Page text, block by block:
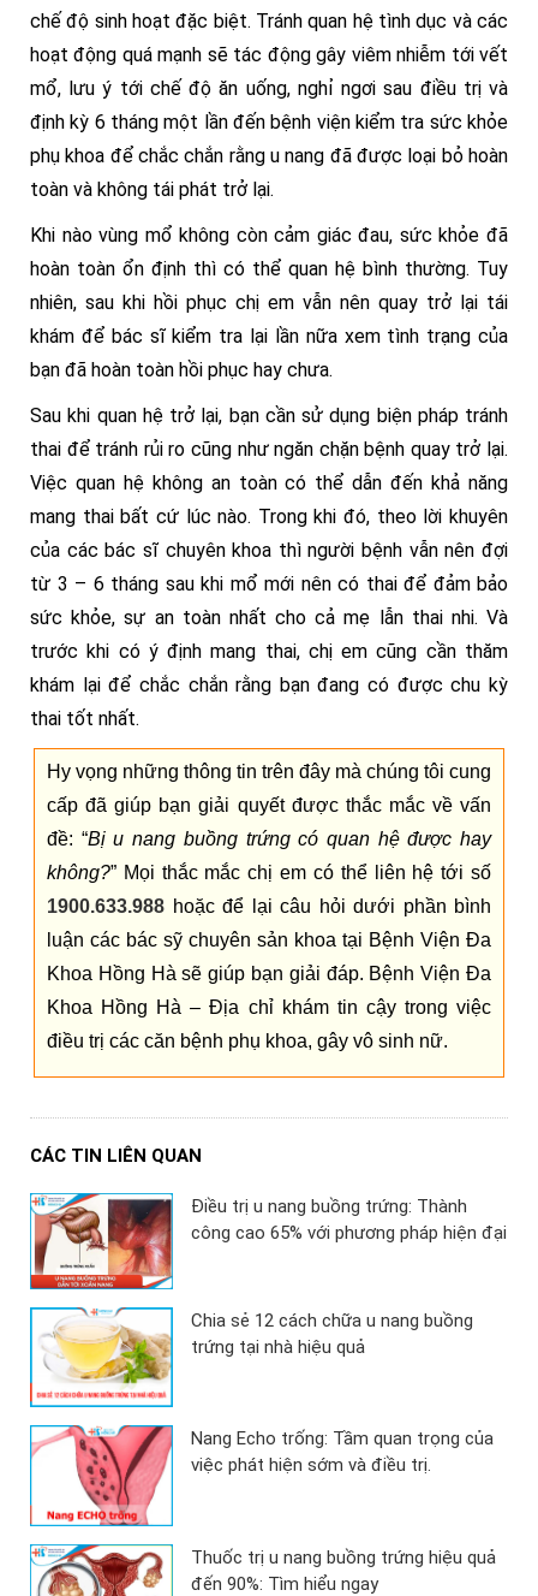
chế độ sinh hoạt đặc biệt. Tránh quan hệ tình dục và các
hoạt động quá mạnh sẽ tác động gây viêm nhiễm tới vết
mổ, lưu ý tới chế độ ăn uống, nghỉ ngơi sau điều trị và
định kỳ 6 tháng một lần đến bệnh viện kiểm tra sức khỏe
phụ khoa để chắc chắn rằng u nang đã được loại bỏ hoàn
toàn và không tái phát trở lại.
Khi nào vùng mổ không còn cảm giác đau, sức khỏe đã
hoàn toàn ổn định thì có thể quan hệ bình thường. Tuy
nhiên, sau khi hồi phục chị em vẫn nên quay trở lại tái
khám để bác sĩ kiểm tra lại lần nữa xem tình trạng của
bạn đã hoàn toàn hồi phục hay chưa.
Sau khi quan hệ trở lại, bạn cần sử dụng biện pháp tránh
thai để tránh rủi ro cũng như ngăn chặn bệnh quay trở lại.
Việc quan hệ không an toàn có thể dẫn đến khả năng
mang thai bất cứ lúc nào. Trong khi đó, theo lời khuyên
của các bác sĩ chuyên khoa thì người bệnh vẫn nên đợi
từ 3 – 6 tháng sau khi mổ mới nên có thai để đảm bảo
sức khỏe, sự an toàn nhất cho cả mẹ lẫn thai nhi. Và
trước khi có ý định mang thai, chị em cũng cần thăm
khám lại để chắc chắn rằng bạn đang có được chu kỳ
thai tốt nhất.
Hy vọng những thông tin trên đây mà chúng tôi cung
cấp đã giúp bạn giải quyết được thắc mắc về vấn
đề: “Bị u nang buồng trứng có quan hệ được hay
không?” Mọi thắc mắc chị em có thể liên hệ tới số
1900.633.988 hoặc để lại câu hỏi dưới phần bình
luận các bác sỹ chuyên sản khoa tại Bệnh Viện Đa
Khoa Hồng Hà sẽ giúp bạn giải đáp. Bệnh Viện Đa
Khoa Hồng Hà – Địa chỉ khám tin cậy trong việc
điều trị các căn bệnh phụ khoa, gây vô sinh nữ.
CÁC TIN LIÊN QUAN
Điều trị u nang buồng trứng: Thành
công cao 65% với phương pháp hiện đại
Chia sẻ 12 cách chữa u nang buồng
trứng tại nhà hiệu quả
Nang Echo trống: Tầm quan trọng của
việc phát hiện sớm và điều trị.
Thuốc trị u nang buồng trứng hiệu quả
đến 90%: Tìm hiểu ngay